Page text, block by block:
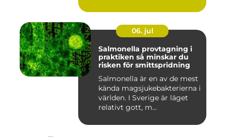
06. jul
Salmonella provtagning i
praktiken så minskar du
risken för smittspridning
Salmonella är en av de mest
kända magsjukebakterierna i
världen. I Sverige är läget
relativt gott, m...